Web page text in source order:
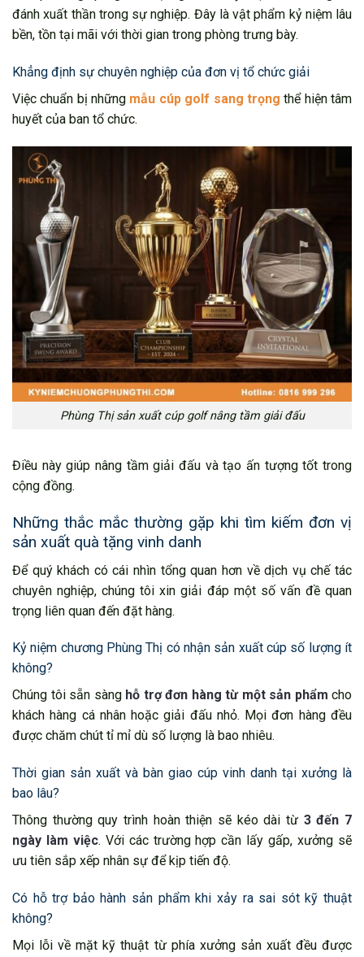
đánh xuất thần trong sự nghiệp. Đây là vật phẩm kỷ niệm lâu
bền, tồn tại mãi với thời gian trong phòng trưng bày.
Khẳng định sự chuyên nghiệp của đơn vị tổ chức giải
Việc chuẩn bị những mẫu cúp golf sang trọng thể hiện tâm
huyết của ban tổ chức.
Phùng Thị sản xuất cúp golf nâng tầm giải đấu
Điều này giúp nâng tầm giải đấu và tạo ấn tượng tốt trong
cộng đồng.
Những thắc mắc thường gặp khi tìm kiếm đơn vị
sản xuất quà tặng vinh danh
Để quý khách có cái nhìn tổng quan hơn về dịch vụ chế tác
chuyên nghiệp, chúng tôi xin giải đáp một số vấn đề quan
trọng liên quan đến đặt hàng.
Kỷ niệm chương Phùng Thị có nhận sản xuất cúp số lượng ít
không?
Chúng tôi sẵn sàng hỗ trợ đơn hàng từ một sản phẩm cho
khách hàng cá nhân hoặc giải đấu nhỏ. Mọi đơn hàng đều
được chăm chút tỉ mỉ dù số lượng là bao nhiêu.
Thời gian sản xuất và bàn giao cúp vinh danh tại xưởng là
bao lâu?
Thông thường quy trình hoàn thiện sẽ kéo dài từ 3 đến 7
ngày làm việc. Với các trường hợp cần lấy gấp, xưởng sẽ
ưu tiên sắp xếp nhân sự để kịp tiến độ.
Có hỗ trợ bảo hành sản phẩm khi xảy ra sai sót kỹ thuật
không?
Mọi lỗi về mặt kỹ thuật từ phía xưởng sản xuất đều được